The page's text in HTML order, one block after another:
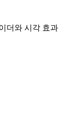
더와 시각 효과